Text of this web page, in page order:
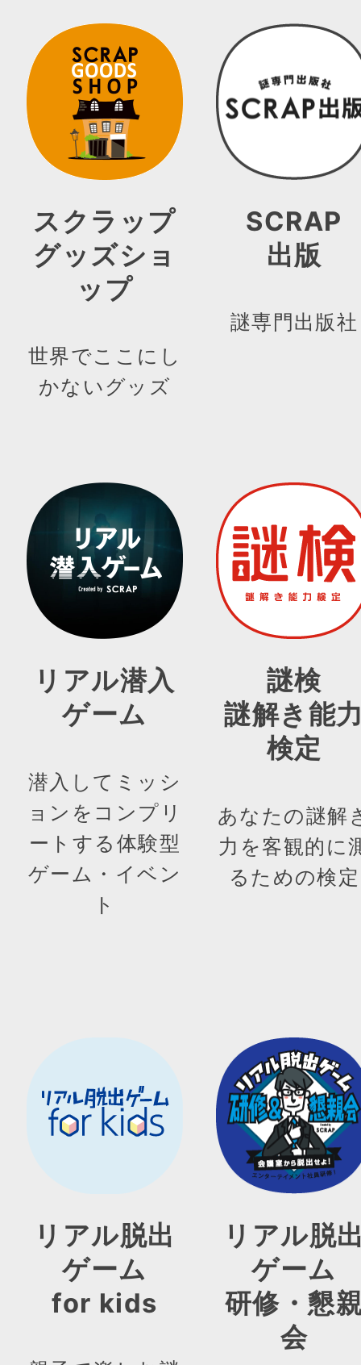
スクラップ
グッズショ
ップ
世界でここにし
かないグッズ
SCRAP
出版
謎専門出版社
リアル潜入
ゲーム
潜入してミッシ
ョンをコンプリ
ートする体験型
ゲーム・イベン
ト
謎検
謎解き能
検定
あなたの謎解
力を客観的に
るための検定
リアル脱出
ゲーム
for kids
リアル脱
ゲーム
研修・懇
会